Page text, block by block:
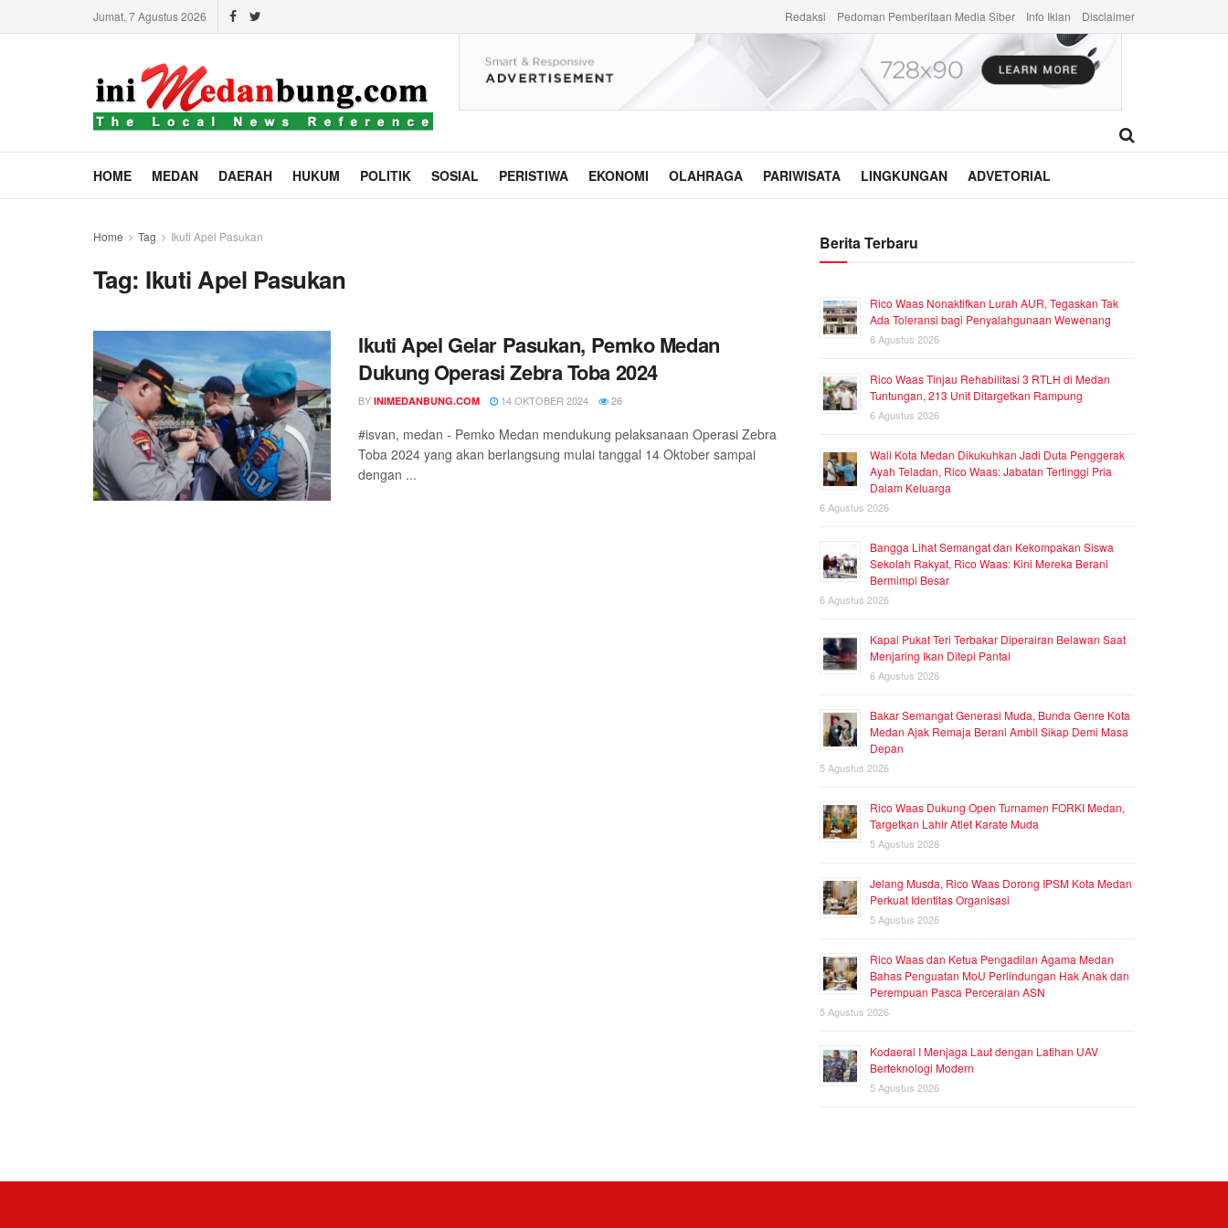
Jumat, 7 Agustus 2026 Redaksi Pedoman Pemberitaan Media Siber Info Iklan Disclaimer
HOME MEDAN DAERAH HUKUM POLITIK SOSIAL PERISTIWA EKONOMI OLAHRAGA PARIWISATA LINGKUNGAN ADVETORIAL
Home Tag Ikuti Apel Pasukan
Tag: Ikuti Apel Pasukan
Ikuti Apel Gelar Pasukan, Pemko Medan
Dukung Operasi Zebra Toba 2024
BY INIMEDANBUNG.COM 14 OKTOBER 2024 26
#isvan, medan - Pemko Medan mendukung pelaksanaan Operasi Zebra
Toba 2024 yang akan berlangsung mulai tanggal 14 Oktober sampai
dengan ...
Berita Terbaru
Rico Waas Nonaktifkan Lurah AUR, Tegaskan Tak
Ada Toleransi bagi Penyalahgunaan Wewenang
6 Agustus 2026
Rico Waas Tinjau Rehabilitasi 3 RTLH di Medan
Tuntungan, 213 Unit Ditargetkan Rampung
6 Agustus 2026
Wali Kota Medan Dikukuhkan Jadi Duta Penggerak
Ayah Teladan, Rico Waas: Jabatan Tertinggi Pria
Dalam Keluarga
6 Agustus 2026
Bangga Lihat Semangat dan Kekompakan Siswa
Sekolah Rakyat, Rico Waas: Kini Mereka Berani
Bermimpi Besar
6 Agustus 2026
Kapal Pukat Teri Terbakar Diperairan Belawan Saat
Menjaring Ikan Ditepi Pantai
6 Agustus 2026
Bakar Semangat Generasi Muda, Bunda Genre Kota
Medan Ajak Remaja Berani Ambil Sikap Demi Masa
Depan
5 Agustus 2026
Rico Waas Dukung Open Turnamen FORKI Medan,
Targetkan Lahir Atlet Karate Muda
5 Agustus 2026
Jelang Musda, Rico Waas Dorong IPSM Kota Medan
Perkuat Identitas Organisasi
5 Agustus 2026
Rico Waas dan Ketua Pengadilan Agama Medan
Bahas Penguatan MoU Perlindungan Hak Anak dan
Perempuan Pasca Perceraian ASN
5 Agustus 2026
Kodaeral I Menjaga Laut dengan Latihan UAV
Berteknologi Modern
5 Agustus 2026